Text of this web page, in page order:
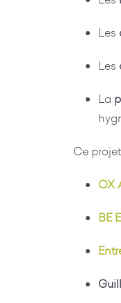
Les
Les
La
Ce
OX
BE